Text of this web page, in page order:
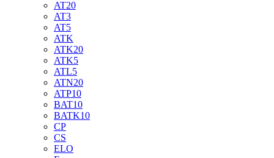
AT20
AT3
AT5
ATK
ATK20
ATK5
ATL5
ATN20
ATP10
BAT10
BATK10
CP
CS
ELO